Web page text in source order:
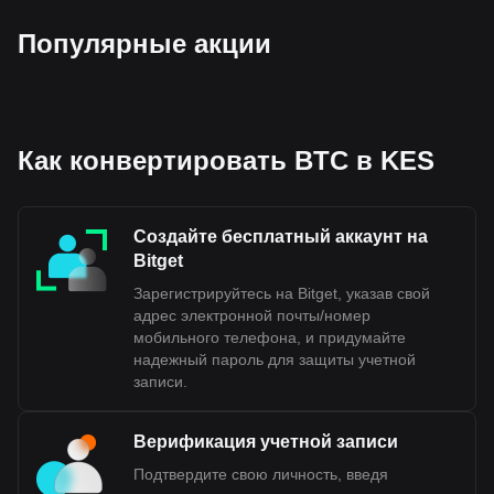
обменять вашу криптовалюту.
Популярные акции
Как конвертировать BTC в KES
Создайте бесплатный аккаунт на
Bitget
Зарегистрируйтесь на Bitget, указав свой
адрес электронной почты/номер
мобильного телефона, и придумайте
надежный пароль для защиты учетной
записи.
Верификация учетной записи
Подтвердите свою личность, введя